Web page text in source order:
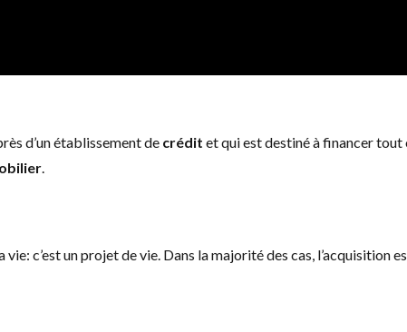
d’un établissement de crédit et qui est destiné à financer tout
.
vie: c’est un projet de vie. Dans la majorité des cas, l’acquisition